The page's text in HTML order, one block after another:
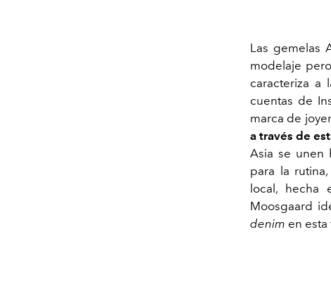
Las gemelas
modelaje
caracteriza a
cuentas de
marca de
a través de
Asia se unen
para la
local, hecha
Moosgaard
denim en